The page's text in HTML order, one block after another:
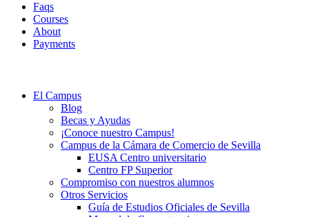
Faqs
Courses
About
Payments
El Campus
Blog
Becas y Ayudas
¡Conoce nuestro Campus!
Campus de la Cámara de Comercio de Sevilla
EUSA Centro universitario
Centro FP Superior
Compromiso con nuestros alumnos
Otros Servicios
Guía de Estudios Oficiales de Sevilla